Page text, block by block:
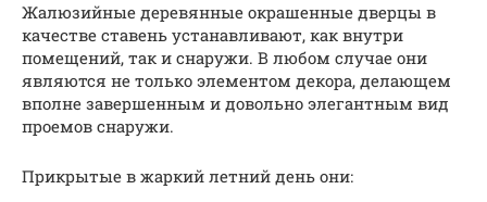
Жалюзийные деревянные окрашенные дверцы в
качестве ставень устанавливают, как внутри
помещений, так и снаружи. В любом случае они
являются не только элементом декора, делающем
вполне завершенным и довольно элегантным вид
проемов снаружи.
Прикрытые в жаркий летний день они: